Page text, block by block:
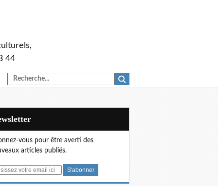
44
vous pour être averti des
articles publiés.